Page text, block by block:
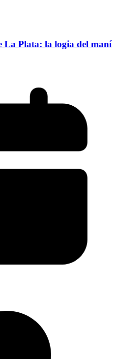
La Plata: la logia del maní